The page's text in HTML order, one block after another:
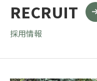
RECRUIT
採用情報